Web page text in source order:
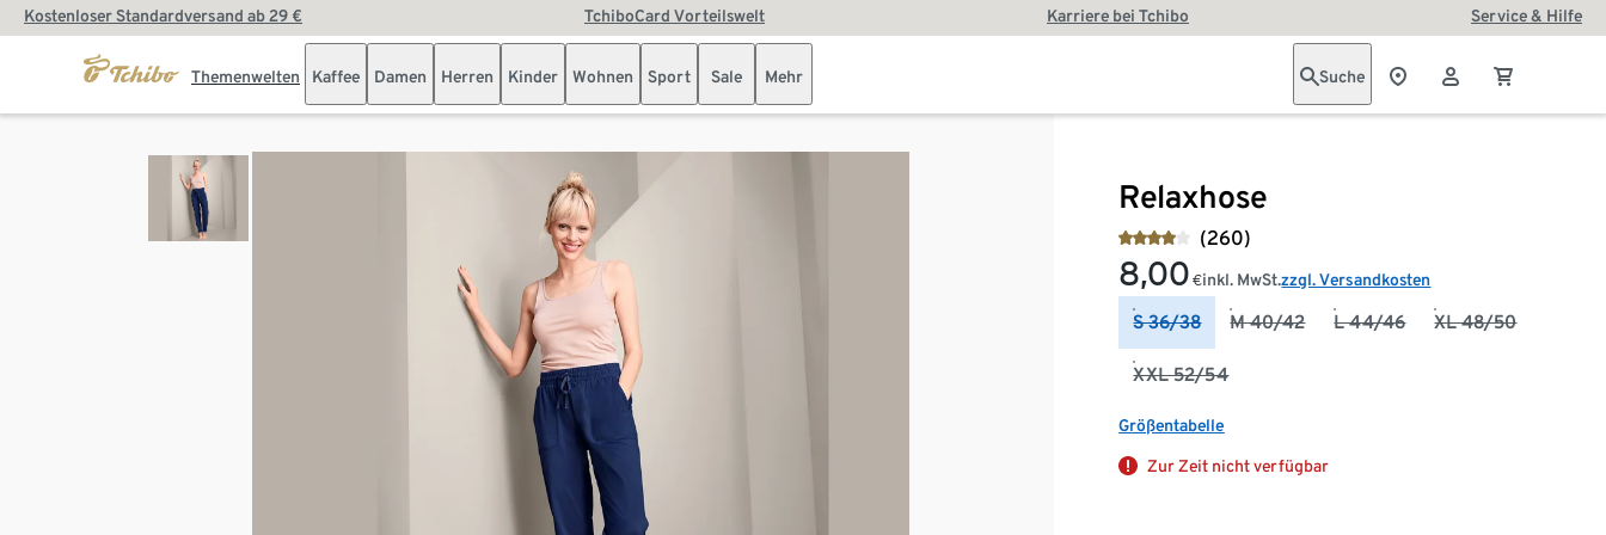
Kostenloser Standardversand ab 29 € TchiboCard Vorteilswelt Karriere bei Tchibo Service & Hilfe
Themenwelten Kaffee Damen Herren Kinder Wohnen Sport Sale Mehr Suche
Relaxhose
(260)
8,00 €inkl. MwSt.zzgl. Versandkosten
S 36/38 M 40/42 L 44/46 XL 48/50
XXL 52/54
Größentabelle
Zur Zeit nicht verfügbar